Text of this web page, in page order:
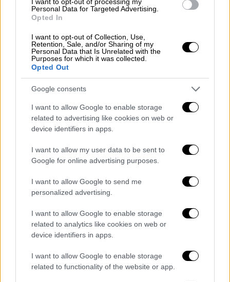
Personal Data for Targeted Advertising.
Opted In
I want to opt-out of Collection, Use,
Retention, Sale, and/or Sharing of my
Personal Data that Is Unrelated with the
Purposes for which it was collected.
Opted Out
Google consents
I want to allow Google to enable storage
related to advertising like cookies on web or
device identifiers in apps.
I want to allow my user data to be sent to
Google for online advertising purposes.
I want to allow Google to send me
personalized advertising.
I want to allow Google to enable storage
related to analytics like cookies on web or
device identifiers in apps.
I want to allow Google to enable storage
related to functionality of the website or app.
τους σε ΚΕΠ, μειώνοντας ταυτόχρονα τον
που τα στελεχώνει.
Τέλος, υπηρεσίες που παρέχονται από τα
ΚΕΠ με φυσική παρουσίαοι οποίες
απαιτούσαν δύο επισκέψεις (μία για την
αίτηση και μία για την παραλαβή του
πιστοποιητικού),πλέον εξυπηρετούνται σε
μια επίσκεψηδεδομένου ότι το
πιστοποιητικό αποστέλλεται ψηφιακά από
τον Δήμο στην προσωπική Θυρίδα του
Τι αλλάζει για τη δημόσια διοίκηση
Για τα στελέχη των Δήμων, οι Θυρίδες του
gov.gr προσφέρουν4 βασικές λειτουργίες
που εξοικονομούν χρόνο και προσφέρουν
μεγαλύτερη αποδοτικότητα